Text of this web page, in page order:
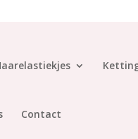
Contact